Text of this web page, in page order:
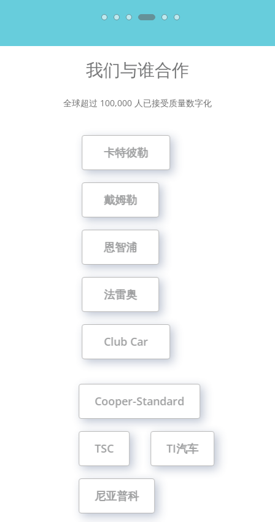
我们与谁合作
全球超过 100,000 人已接受质量数字化
卡特彼勒
戴姆勒
恩智浦
法雷奥
Club Car
Cooper-Standard
TSC TI汽车
尼亚普科